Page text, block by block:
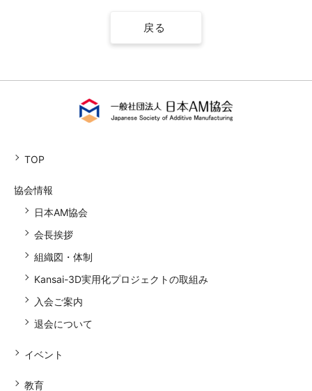
戻る
TOP
協会情報
日本AM協会
会長挨拶
組織図・体制
Kansai-3D実用化プロジェクトの取組み
入会ご案内
退会について
イベント
教育